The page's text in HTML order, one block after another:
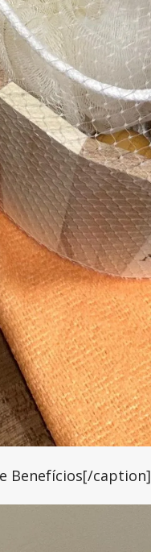
Benefícios[/caption]